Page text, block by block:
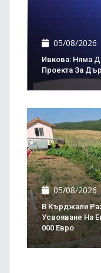
05/08/2026
Ивкова: Няма
Проекта За
05/08/2026
В Кърджали
Усвояване На
000 Евро